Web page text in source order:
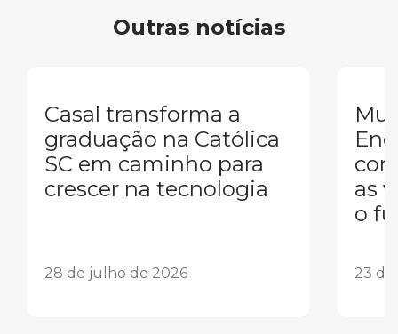
Outras notícias
Casal transforma a
graduação na Católica
SC em caminho para
crescer na tecnologia
28 de julho de 2026
as
o
23